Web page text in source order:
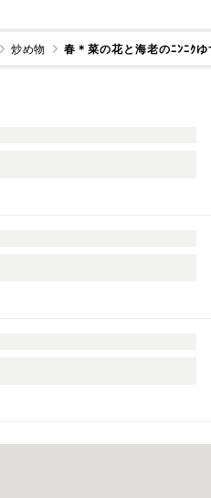
炒め物 春＊菜の花と海老のﾆﾝﾆｸ